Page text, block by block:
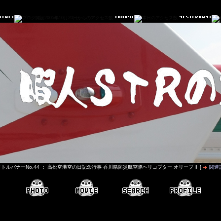
トルバナーNo.44 ： 高松空港空の日記念行事 香川県防災航空隊ヘリコプター オリーブⅡ [ 関連